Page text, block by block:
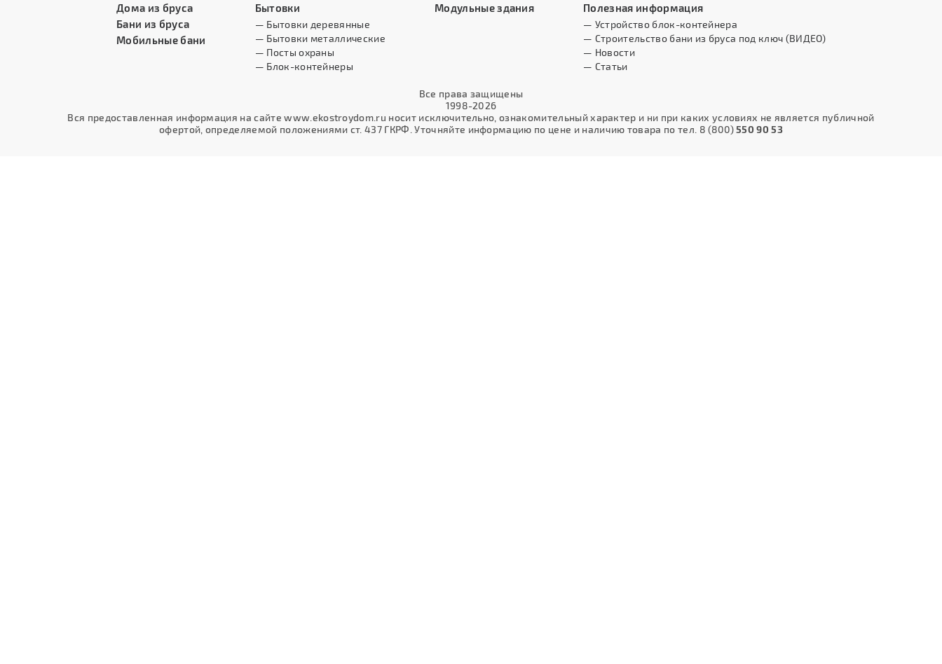
Дома из бруса
Бани из бруса
Мобильные бани
Бытовки
— Бытовки деревянные
— Бытовки металлические
— Посты охраны
— Блок-контейнеры
Модульные здания Полезная информация
— Устройство блок-контейнера
— Строительство бани из бруса под ключ (ВИДЕО)
— Новости
— Статьи
Все права защищены
1998-2026
Вся предоставленная информация на сайте www.ekostroydom.ru носит исключительно, ознакомительный характер и ни при каких условиях не является публичной
офертой, определяемой положениями ст. 437 ГКРФ. Уточняйте информацию по цене и наличию товара по тел. 8 (800)550 90 53